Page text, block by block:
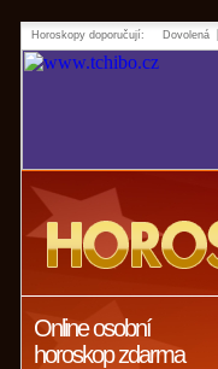
Horoskopy doporučují: Dovolená
Online osobní
horoskop zdarma